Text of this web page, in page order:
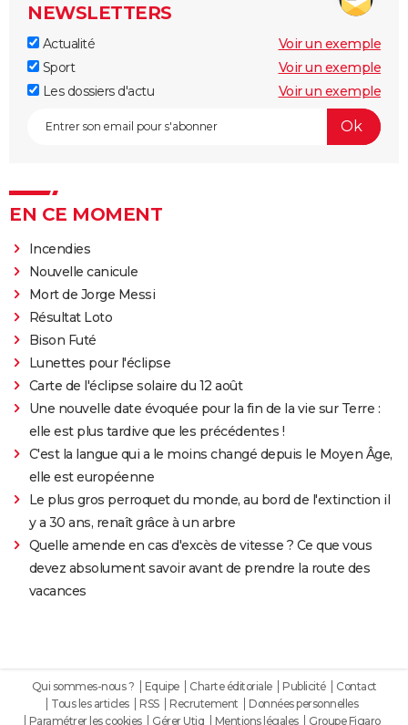
NEWSLETTERS
Actualité
Voir un exemple
Sport
Voir un exemple
Les dossiers d'actu
Voir un exemple
EN CE MOMENT
Incendies
Nouvelle canicule
Mort de Jorge Messi
Résultat Loto
Bison Futé
Lunettes pour l'éclipse
Carte de l'éclipse solaire du 12 août
Une nouvelle date évoquée pour la fin de la vie sur Terre :
elle est plus tardive que les précédentes !
C'est la langue qui a le moins changé depuis le Moyen Âge,
elle est européenne
Le plus gros perroquet du monde, au bord de l'extinction il
y a 30 ans, renaît grâce à un arbre
Quelle amende en cas d'excès de vitesse ? Ce que vous
devez absolument savoir avant de prendre la route des
vacances
Qui sommes-nous ? Equipe Charte éditoriale Publicité
Contact
Tous les articles
RSS Recrutement
Données personnelles
Paramétrer les cookies
Gérer Utiq Mentions légales Groupe Figaro